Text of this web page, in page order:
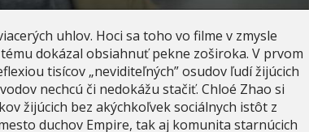
uhlov. Hoci sa toho vo filme v zmysle
dokázal obsiahnuť pekne zoširoka. V prvom
tisícov „neviditeľných” osudov ľudí žijúcich
nechcú či nedokážu stačiť. Chloé Zhao si
žijúcich bez akýchkoľvek sociálnych istôt z
duchov Empire, tak aj komunita starnúcich